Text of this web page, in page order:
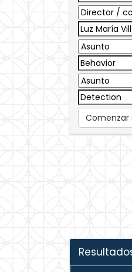
Comenzar